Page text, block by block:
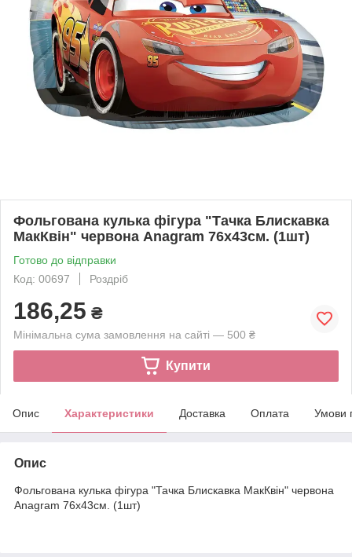
Фольгована кулька фігура "Тачка Блискавка
МакКвін" червона Anagram 76х43см. (1шт)
Готово до відправки
Код: 00697
Роздріб
186,25 ₴
Мінімальна сума замовлення на сайті — 500 ₴
Купити
Опис Характеристики Доставка Оплата Умови
Опис
Фольгована кулька фігура "Тачка Блискавка МакКвін" червона
Anagram 76х43см. (1шт)